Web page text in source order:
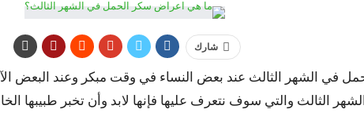
شارك
في الشهر الثالث عند بعض النساء في وقت مبكر وعند البعض
الثالث والتي سوف نتعرف عليها فإنها لابد وأن تخبر طبيبها